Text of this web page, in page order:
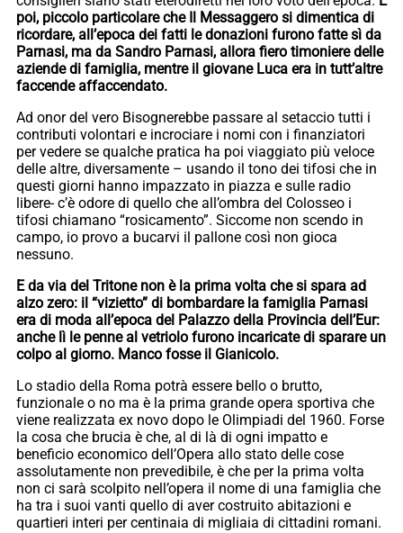
poi, piccolo particolare che Il Messaggero si dimentica di
ricordare, all’epoca dei fatti le donazioni furono fatte sì da
Parnasi, ma da Sandro Parnasi, allora fiero timoniere delle
aziende di famiglia, mentre il giovane Luca era in tutt’altre
faccende affaccendato.
Ad onor del vero Bisognerebbe passare al setaccio tutti i
contributi volontari e incrociare i nomi con i finanziatori
per vedere se qualche pratica ha poi viaggiato più veloce
delle altre, diversamente – usando il tono dei tifosi che in
questi giorni hanno impazzato in piazza e sulle radio
libere- c’è odore di quello che all’ombra del Colosseo i
tifosi chiamano “rosicamento”. Siccome non scendo in
campo, io provo a bucarvi il pallone così non gioca
nessuno.
E da via del Tritone non è la prima volta che si spara ad
alzo zero: il “vizietto” di bombardare la famiglia Parnasi
era di moda all’epoca del Palazzo della Provincia dell’Eur:
anche lì le penne al vetriolo furono incaricate di sparare un
colpo al giorno. Manco fosse il Gianicolo.
Lo stadio della Roma potrà essere bello o brutto,
funzionale o no ma è la prima grande opera sportiva che
viene realizzata ex novo dopo le Olimpiadi del 1960. Forse
la cosa che brucia è che, al di là di ogni impatto e
beneficio economico dell’Opera allo stato delle cose
assolutamente non prevedibile, è che per la prima volta
non ci sarà scolpito nell’opera il nome di una famiglia che
ha tra i suoi vanti quello di aver costruito abitazioni e
quartieri interi per centinaia di migliaia di cittadini romani.